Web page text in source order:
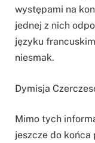
występami na
jednej z nich
języku
niesmak.
Dymisja
Mimo tych
jeszcze do